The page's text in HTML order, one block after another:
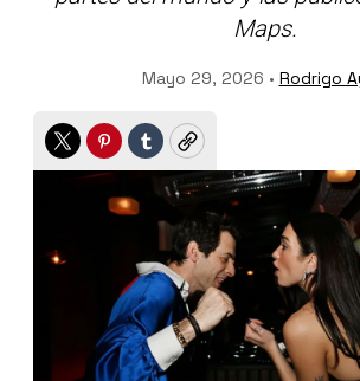
Maps.
Mayo 29, 2026 • Rodrigo
TwitterPinterest
TumblrCopy